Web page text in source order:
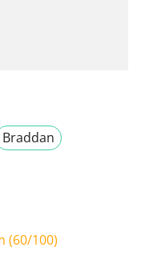
Braddan
(60/100)